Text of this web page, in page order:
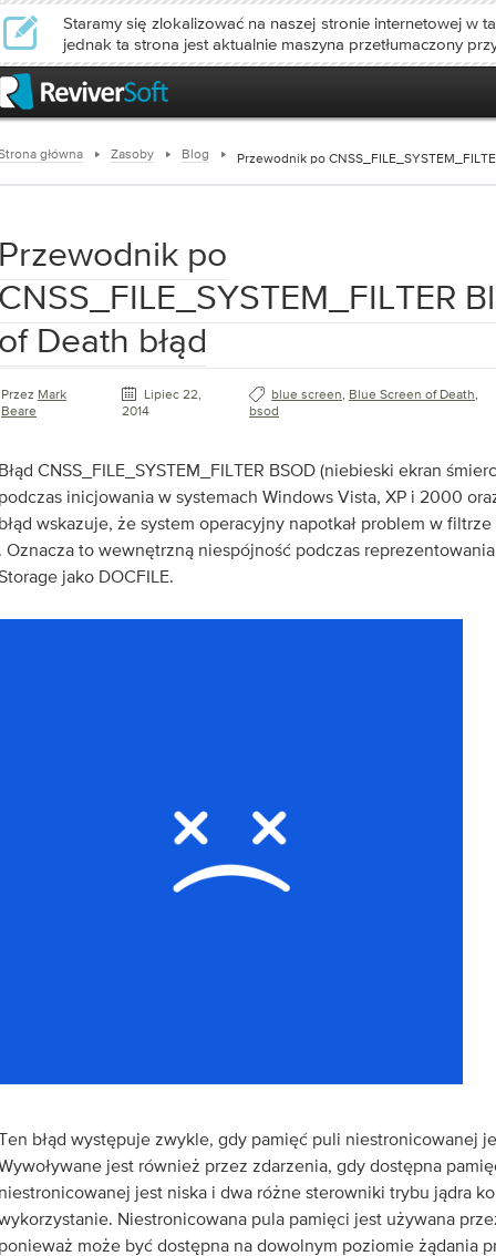
Staramy się zlokalizować na naszej stronie internetowej w
jednak ta strona jest aktualnie maszyna przetłumaczony
główna Zasoby Blog Przewodnik po
po
Death błąd
Przez Mark
Beare
Lipiec 22,
2014
blue screen, Blue Screen of Death,
bsod
CNSS_FILE_SYSTEM_FILTER BSOD (niebieski ekran
inicjowania w systemach Windows Vista, XP i 2000
wskazuje, że system operacyjny napotkał problem w
Oznacza to wewnętrzną niespójność podczas
jako DOCFILE.
błąd występuje zwykle, gdy pamięć puli niestronicowanej
jest również przez zdarzenia, gdy dostępna
jest niska i dwa różne sterowniki trybu jądra
Niestronicowana pula pamięci jest używana
może być dostępna na dowolnym poziomie żądania